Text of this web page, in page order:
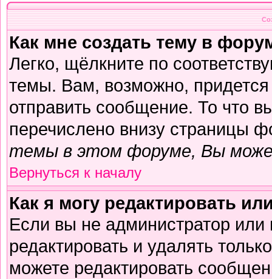
Как мне создать тему в
Легко, щёлкните по
темы. Вам, возможно, придется
отправить сообщение. То что
перечислено внизу страницы
темы в этом форуме, Вы
Вернуться к началу
Как я могу редактировать
Если вы не администратор
редактировать и удалять
можете редактировать